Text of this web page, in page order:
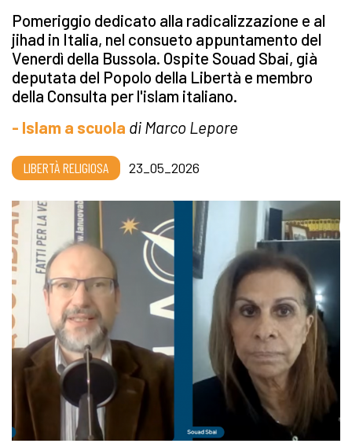
Pomeriggio dedicato alla radicalizzazione e al
jihad in Italia, nel consueto appuntamento del
Venerdì della Bussola. Ospite Souad Sbai, già
deputata del Popolo della Libertà e membro
della Consulta per l'islam italiano.
- Islam a scuola di Marco Lepore
LIBERTÀ RELIGIOSA 23_05_2026